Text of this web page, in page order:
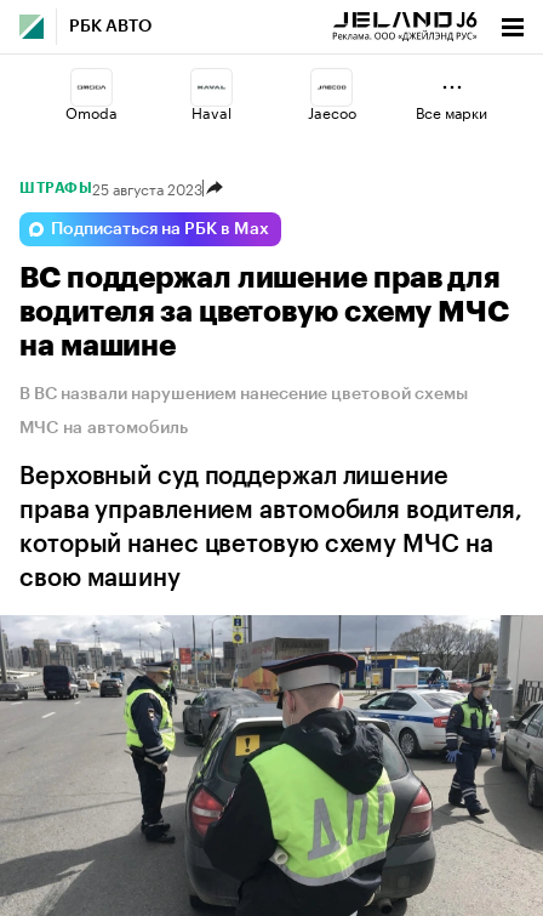
РБК АВТО
Omoda Haval Jaecoo
Lada Esteo
Geely Voyah Changan
Все марки
ШТРАФЫ 25 августа 2023
Подписаться на РБК в Max
ВС поддержал лишение прав для
водителя за цветовую схему МЧС
на машине
В ВС назвали нарушением нанесение цветовой схемы
МЧС на автомобиль
Верховный суд поддержал лишение
права управлением автомобиля водителя,
который нанес цветовую схему МЧС на
свою машину